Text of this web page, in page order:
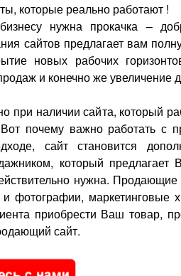
которые реально работают !
нужна прокачка –
сайтов предлагает вам
новых рабочих
и конечно же увеличение
при наличии сайта, который
Вот почему важно работать с
сайт становится
который предлагает
нужна. Продающие
и фотографии, маркетинговые
приобрести Ваш товар,
сайт.